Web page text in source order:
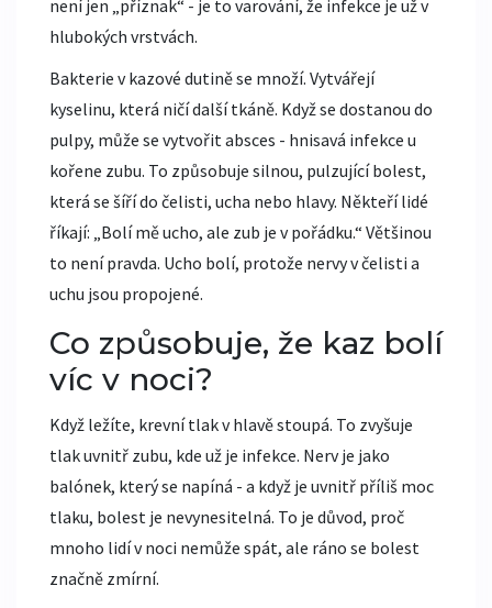
není jen „příznak“ - je to varování, že infekce je už v
hlubokých vrstvách.
Bakterie v kazové dutině se množí. Vytvářejí
kyselinu, která ničí další tkáně. Když se dostanou do
pulpy, může se vytvořit absces - hnisavá infekce u
kořene zubu. To způsobuje silnou, pulzující bolest,
která se šíří do čelisti, ucha nebo hlavy. Někteří lidé
říkají: „Bolí mě ucho, ale zub je v pořádku.“ Většinou
to není pravda. Ucho bolí, protože nervy v čelisti a
uchu jsou propojené.
Co způsobuje, že kaz bolí
víc v noci?
Když ležíte, krevní tlak v hlavě stoupá. To zvyšuje
tlak uvnitř zubu, kde už je infekce. Nerv je jako
balónek, který se napíná - a když je uvnitř příliš moc
tlaku, bolest je nevynesitelná. To je důvod, proč
mnoho lidí v noci nemůže spát, ale ráno se bolest
značně zmírní.